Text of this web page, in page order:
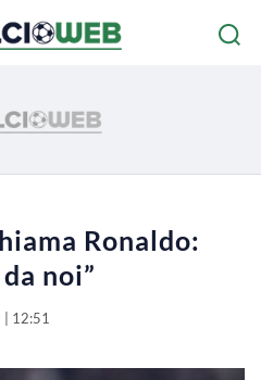
Ronaldo:
noi”
12:51